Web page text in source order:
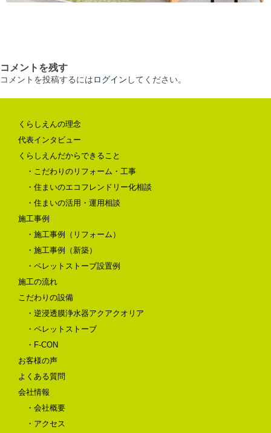
コメントを残す
コメントを投稿するにはログイン してください。
くらしえんの理念
代表インタビュー
くらしえんだからできること
・こだわりのリフォーム・工事
・住まいのエコフレンドリー化相談
・住まいの活用・運用相談
施工事例
・施工事例（リフォーム）
・施工事例（新築）
・ペレットストーブ設置例
施工の流れ
こだわりの設備
・逆浸透膜浄水器アクアクオリア
・ペレットストーブ
・F-CON
お客様の声
よくある質問
会社情報
・会社概要
・アクセス